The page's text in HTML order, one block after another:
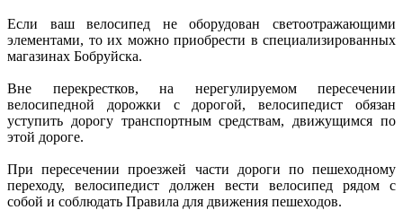
Если ваш велосипед не оборудован светоотражающими
элементами, то их можно приобрести в специализированных
магазинах Бобруйска.
Вне перекрестков, на нерегулируемом пересечении
велосипедной дорожки с дорогой, велосипедист обязан
уступить дорогу транспортным средствам, движущимся по
этой дороге.
При пересечении проезжей части дороги по пешеходному
переходу, велосипедист должен вести велосипед рядом с
собой и соблюдать Правила для движения пешеходов.